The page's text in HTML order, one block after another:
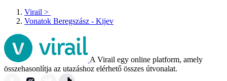
Virail >
Vonatok Beregszász - Kijev
A Virail egy online platform, amely
összehasonlítja az utazáshoz elérhető összes útvonalat.